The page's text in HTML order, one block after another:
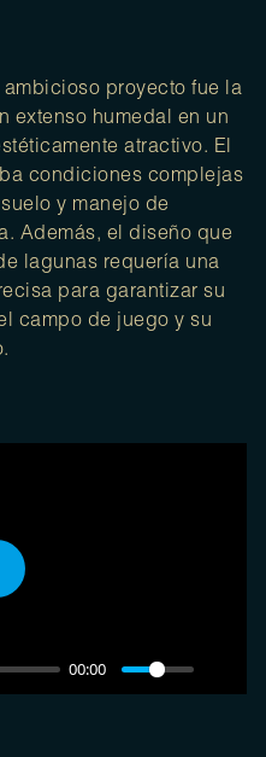
proyecto fue la
extenso humedal en un
atractivo. El
condiciones complejas
y manejo de
Además, el diseño que
lagunas requería una
para garantizar su
campo de juego y su
00:00